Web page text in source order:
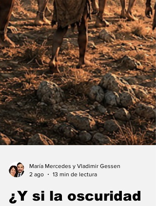
2 ago
13 min de lectura